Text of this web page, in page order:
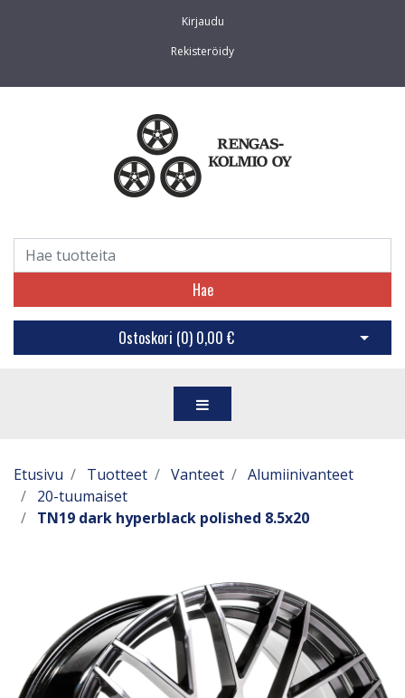
Kirjaudu
Rekisteröidy
Hae
Ostoskori (0) 0,00 € Avaa
Etusivu Tuotteet Vanteet
Alumiinivanteet
20-tuumaiset
TN19 dark hyperblack polished 8.5x20